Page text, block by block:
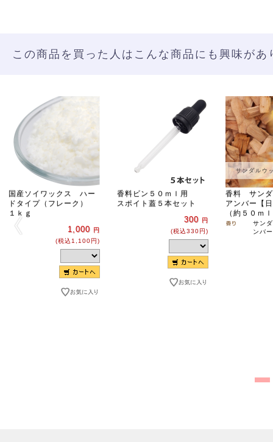
この商品を買った人はこんな商品にも興味があ
国産ソイワックス ハー
ドタイプ（フレーク）
１ｋｇ
1,000 円
(税込1,100円)
香料ビン５０ｍｌ用
スポイト蓋５本セット
300 円
(税込330円)
香料 サンダ
アンバー【
（約５０ｍ
サン
ンバー